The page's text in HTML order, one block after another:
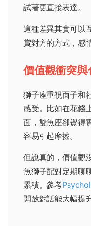
試著更直接表達。
這種差異其實可以
賞對方的方式，感
價值觀衝突與
獅子座重視面子和
感受。比如在花錢
面，雙魚座卻覺得
容易引起摩擦。
但說真的，價值觀
魚獅子配對定期聊
累積。參考
開放對話能大幅提